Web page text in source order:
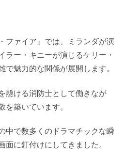
ファイア』では、ミランダが演
ラー・キニーが演じるケリー・
で魅力的な関係が展開します。
懸ける消防士として働きなが
を築いています。
中で数多くのドラマチックな瞬
面に釘付けにしてきました。